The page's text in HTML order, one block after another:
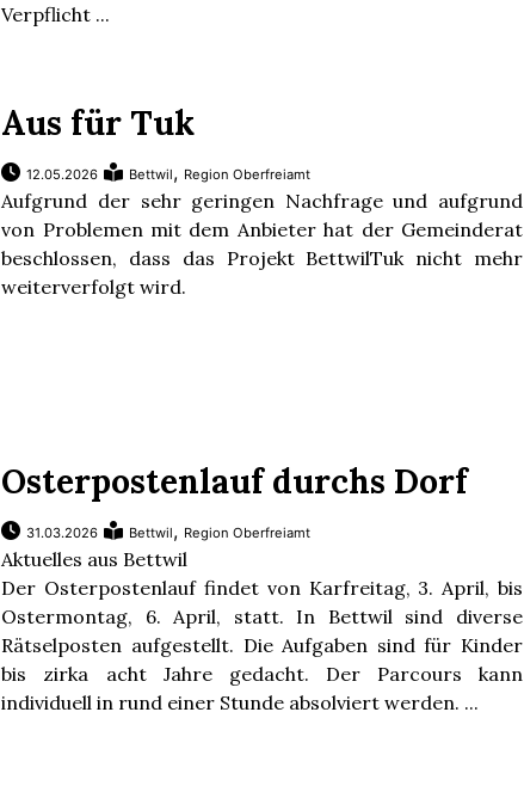
Verpflicht ...
Aus für Tuk
12.05.2026 Bettwil, Region Oberfreiamt
Aufgrund der sehr geringen Nachfrage und aufgrund
von Problemen mit dem Anbieter hat der Gemeinderat
beschlossen, dass das Projekt BettwilTuk nicht mehr
weiterverfolgt wird.
Osterpostenlauf durchs Dorf
31.03.2026 Bettwil, Region Oberfreiamt
Aktuelles aus Bettwil
Der Osterpostenlauf findet von Karfreitag, 3. April, bis
Ostermontag, 6. April, statt. In Bettwil sind diverse
Rätselposten aufgestellt. Die Aufgaben sind für Kinder
bis zirka acht Jahre gedacht. Der Parcours kann
individuell in rund einer Stunde absolviert werden. ...